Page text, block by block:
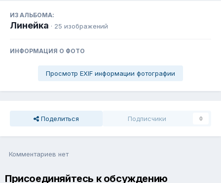
ИЗ АЛЬБОМА:
Линейка · 25 изображений
ИНФОРМАЦИЯ О ФОТО
Просмотр EXIF информации фотографии
Поделиться Подписчики 0
Комментариев нет
Присоединяйтесь к обсуждению